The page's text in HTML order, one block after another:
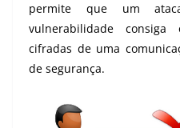
permite que um
vulnerabilidade
cifradas de uma
de segurança.